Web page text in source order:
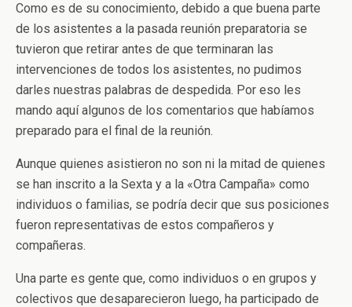
Como es de su conocimiento, debido a que buena parte
de los asistentes a la pasada reunión preparatoria se
tuvieron que retirar antes de que terminaran las
intervenciones de todos los asistentes, no pudimos
darles nuestras palabras de despedida. Por eso les
mando aquí algunos de los comentarios que habíamos
preparado para el final de la reunión.
Aunque quienes asistieron no son ni la mitad de quienes
se han inscrito a la Sexta y a la «Otra Campaña» como
individuos o familias, se podría decir que sus posiciones
fueron representativas de estos compañeros y
compañeras.
Una parte es gente que, como individuos o en grupos y
colectivos que desaparecieron luego, ha participado de